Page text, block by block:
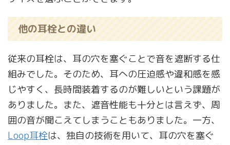
他の耳栓との違い
従来の耳栓は、耳の穴を塞ぐことで音を遮断する仕
組みでした。そのため、耳への圧迫感や違和感を感
じやすく、長時間装着するのが難しいという課題が
ありました。また、遮音性能も十分とは言えず、周
囲の音が聞こえてしまうこともありました。一方、
Loop耳栓は、独自の技術を用いて、耳の穴を塞ぐ